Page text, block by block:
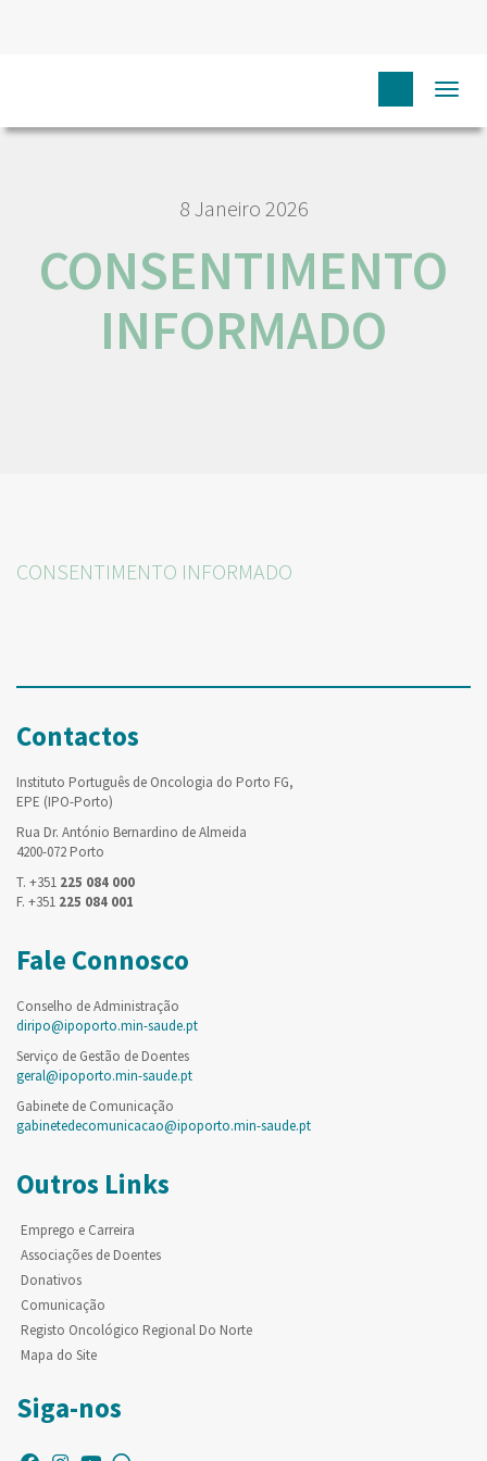
8 Janeiro 2026
CONSENTIMENTO
INFORMADO
CONSENTIMENTO INFORMADO
Contactos
Instituto Português de Oncologia do Porto FG,
EPE (IPO-Porto)
Rua Dr. António Bernardino de Almeida
4200-072 Porto
T. +351 225 084 000
F. +351 225 084 001
Fale Connosco
Conselho de Administração
diripo@ipoporto.min-saude.pt
Serviço de Gestão de Doentes
geral@ipoporto.min-saude.pt
Gabinete de Comunicação
gabinetedecomunicacao@ipoporto.min-saude.pt
Outros Links
Emprego e Carreira
Associações de Doentes
Donativos
Comunicação
Registo Oncológico Regional Do Norte
Mapa do Site
Siga-nos